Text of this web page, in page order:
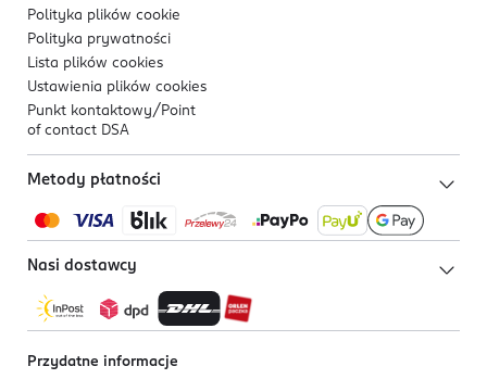
Polityka plików cookie
Polityka prywatności
Lista plików cookies
Ustawienia plików cookies
Punkt kontaktowy/ Point
of contact DSA
Metody płatności
Nasi dostawcy
Przydatne informacje